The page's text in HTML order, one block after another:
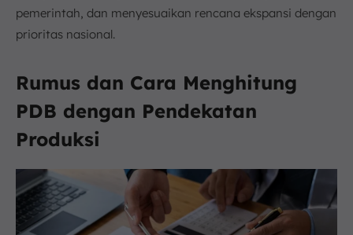
pemerintah, dan menyesuaikan rencana ekspansi dengan
prioritas nasional.
Rumus dan Cara Menghitung
PDB dengan Pendekatan
Produksi